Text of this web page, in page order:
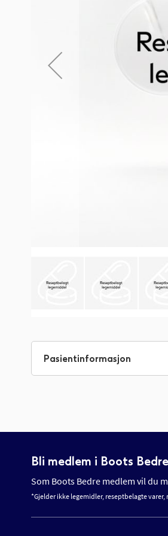
til
begynnelsen
Pasientinformasjon
Bli medlem i Boots
Som Boots Bedre medlem vil du
*Gjelder ikke legemidler, reseptbelagte